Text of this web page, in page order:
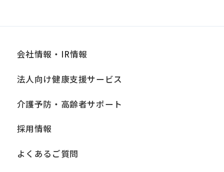
会社情報・IR情報
法人向け健康支援サービス
介護予防・高齢者サポート
採用情報
よくあるご質問